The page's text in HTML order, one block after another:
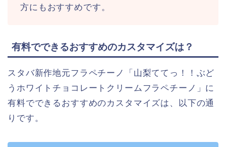
方にもおすすめです。
有料でできるおすすめのカスタマイズは？
スタバ新作地元フラペチーノ「山梨ててっ！！ぶど
うホワイトチョコレートクリームフラペチーノ」に
有料でできるおすすめのカスタマイズは、以下の通
りです。